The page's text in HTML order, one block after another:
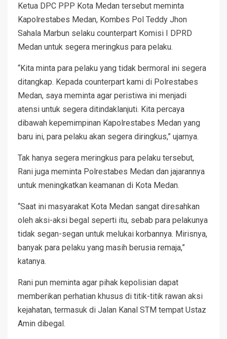
Ketua DPC PPP Kota Medan tersebut meminta
Kapolrestabes Medan, Kombes Pol Teddy Jhon
Sahala Marbun selaku counterpart Komisi I DPRD
Medan untuk segera meringkus para pelaku.
“Kita minta para pelaku yang tidak bermoral ini segera
ditangkap. Kepada counterpart kami di Polrestabes
Medan, saya meminta agar peristiwa ini menjadi
atensi untuk segera ditindaklanjuti. Kita percaya
dibawah kepemimpinan Kapolrestabes Medan yang
baru ini, para pelaku akan segera diringkus,” ujarnya.
Tak hanya segera meringkus para pelaku tersebut,
Rani juga meminta Polrestabes Medan dan jajarannya
untuk meningkatkan keamanan di Kota Medan.
“Saat ini masyarakat Kota Medan sangat diresahkan
oleh aksi-aksi begal seperti itu, sebab para pelakunya
tidak segan-segan untuk melukai korbannya. Mirisnya,
banyak para pelaku yang masih berusia remaja,”
katanya.
Rani pun meminta agar pihak kepolisian dapat
memberikan perhatian khusus di titik-titik rawan aksi
kejahatan, termasuk di Jalan Kanal STM tempat Ustaz
Amin dibegal.